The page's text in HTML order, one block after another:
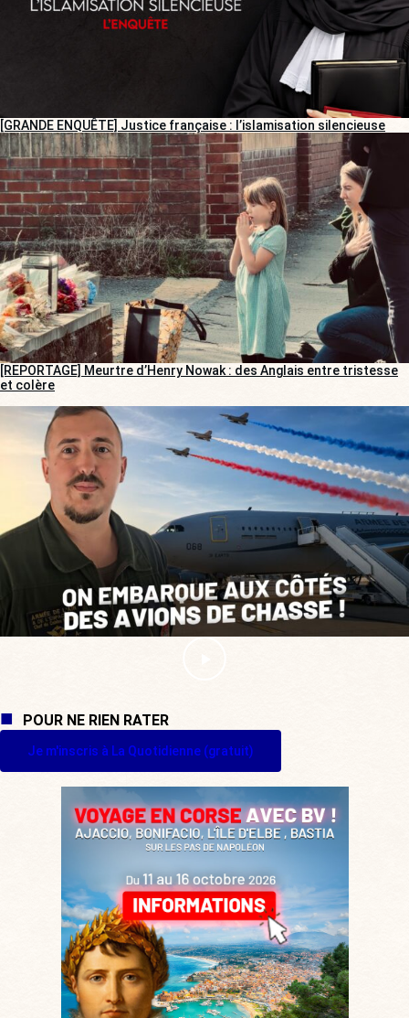
[GRANDE ENQUÊTE] Justice française : l’islamisation silencieuse
[REPORTAGE] Meurtre d’Henry Nowak : des Anglais entre tristesse
et colère
POUR NE RIEN RATER
Je m'inscris à La Quotidienne (gratuit)